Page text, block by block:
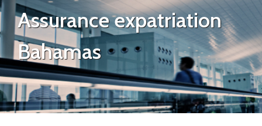
Assurance expatriation
Bahamas